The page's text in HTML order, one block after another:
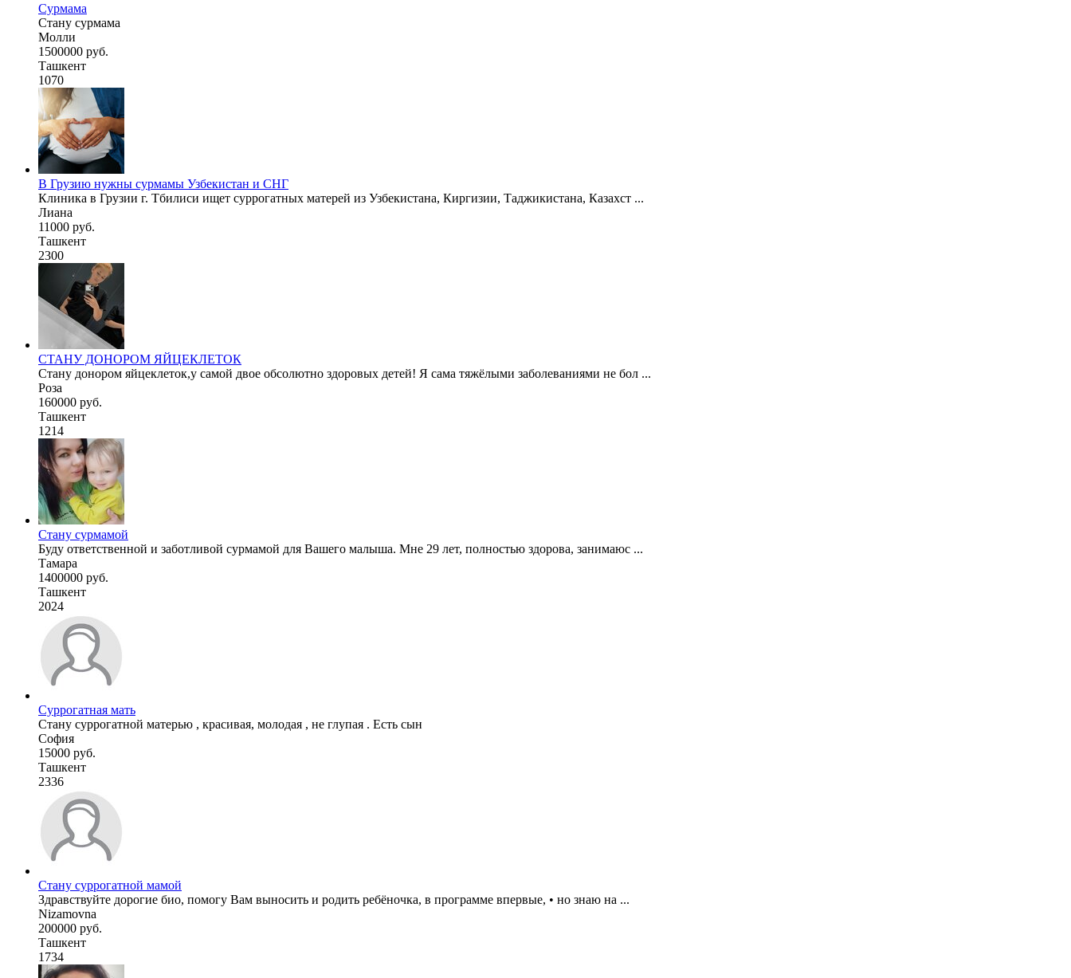
Сурмама
Стану сурмама
Молли
1500000 руб.
Ташкент
1070
В Грузию нужны сурмамы Узбекистан и СНГ
Клиника в Грузии г. Тбилиси ищет суррогатных матерей из Узбекистана, Киргизии, Таджикистана, Казахст ...
Лиана
11000 руб.
Ташкент
2300
СТАНУ ДОНОРОМ ЯЙЦЕКЛЕТОК
Стану донором яйцеклеток,у самой двое обсолютно здоровых детей! Я сама тяжёлыми заболеваниями не бол ...
Роза
160000 руб.
Ташкент
1214
Стану сурмамой
Буду ответственной и заботливой сурмамой для Вашего малыша. Мне 29 лет, полностью здорова, занимаюс ...
Тамара
1400000 руб.
Ташкент
2024
Суррогатная мать
Стану суррогатной матерью , красивая, молодая , не глупая . Есть сын
София
15000 руб.
Ташкент
2336
Стану суррогатной мамой
Здравствуйте дорогие био, помогу Вам выносить и родить ребёночка, в программе впервые, • но знаю на ...
Nizamovna
200000 руб.
Ташкент
1734